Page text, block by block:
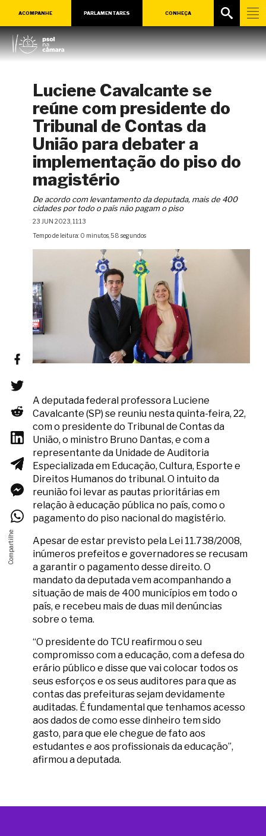
ACOMPANHE PARLAMENTARES CONHEÇA
Luciene Cavalcante se
reúne com presidente do
Tribunal de Contas da
União para debater a
implementação do piso do
magistério
De acordo com levantamento da deputada, mais de 400
cidades por todo o país não pagam o piso
23 JUN 2023, 11:13
Tempo de leitura: 0 minutos, 58 segundos
A deputada federal professora Luciene
Cavalcante (SP) se reuniu nesta quinta-feira, 22,
com o presidente do Tribunal de Contas da
União, o ministro Bruno Dantas, e com a
representante da Unidade de Auditoria
Especializada em Educação, Cultura, Esporte e
Direitos Humanos do tribunal. O intuito da
reunião foi levar as pautas prioritárias em
relação à educação pública no país, como o
pagamento do piso nacional do magistério.
Apesar de estar previsto pela Lei 11.738/2008,
inúmeros prefeitos e governadores se recusam
a garantir o pagamento desse direito. O
mandato da deputada vem acompanhando a
situação de mais de 400 municípios em todo o
país, e recebeu mais de duas mil denúncias
sobre o tema.
“O presidente do TCU reafirmou o seu
compromisso com a educação, com a defesa do
erário público e disse que vai colocar todos os
seus esforços e os seus auditores para que as
contas das prefeituras sejam devidamente
auditadas. É fundamental que tenhamos acesso
aos dados de como esse dinheiro tem sido
gasto, para que ele chegue de fato aos
estudantes e aos profissionais da educação”,
afirmou a deputada.